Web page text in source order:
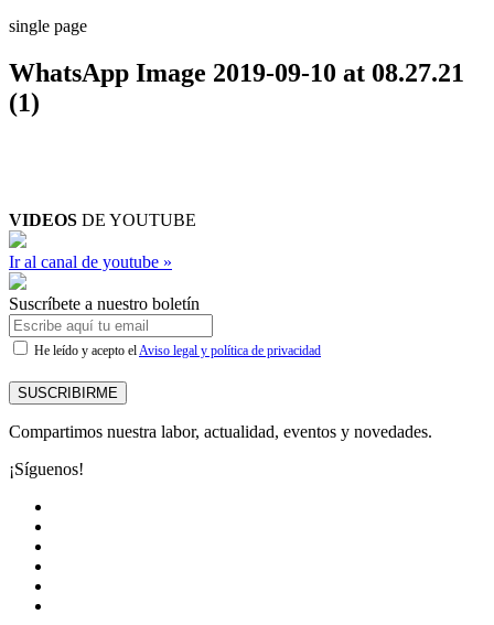
single page
WhatsApp Image 2019-09-10 at 08.27.21
(1)
VIDEOS DE YOUTUBE
Ir al canal de youtube »
Suscríbete a nuestro boletín
He leído y acepto elAviso legal y política de privacidad
SUSCRIBIRME
Compartimos nuestra labor, actualidad, eventos y novedades.
¡Síguenos!